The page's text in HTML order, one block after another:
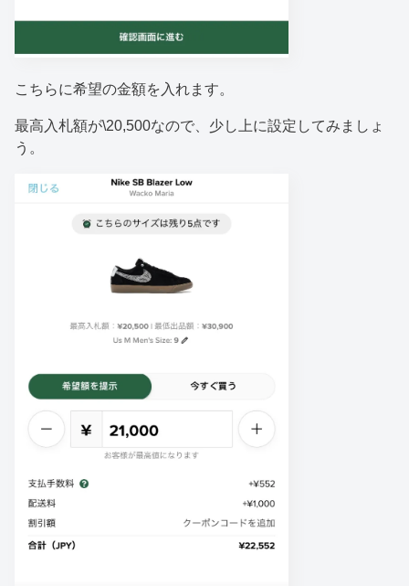
こちらに希望の金額を入れます。
最高入札額が\20,500なので、少し上に設定してみましょ
う。